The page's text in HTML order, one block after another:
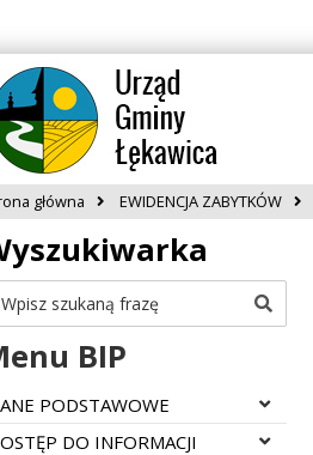
główna EWIDENCJA ZABYTKÓW
Szukaj
BIP
menu
PODSTAWOWE
menu
DO INFORMACJI